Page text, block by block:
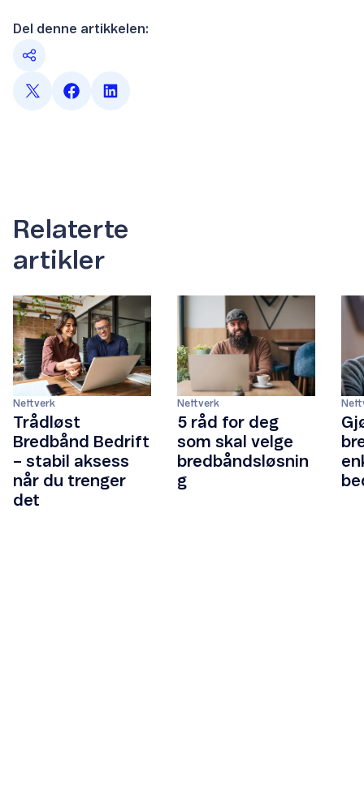
Del denne artikkelen:
Relaterte
artikler
Nettverk
Trådløst
Bredbånd Bedrift
– stabil aksess
når du trenger
det
Nettverk
5 råd for deg
som skal velge
bredbåndsløsnin
g